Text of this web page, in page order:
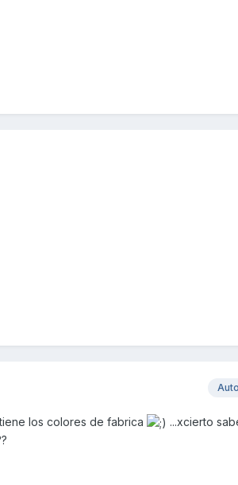
los colores de fabrica
...xcierto